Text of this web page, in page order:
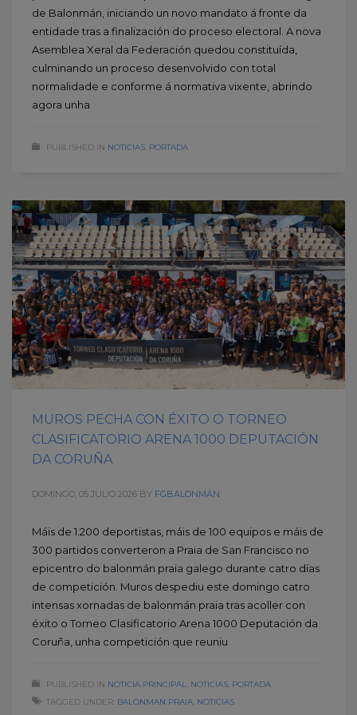
de Balonmán, iniciando un novo mandato á fronte da
entidade tras a finalización do proceso electoral. A nova
Asemblea Xeral da Federación quedou constituída,
culminando un proceso desenvolvido con total
normalidade e conforme á normativa vixente, abrindo
agora unha
PUBLISHED IN NOTICIAS PORTADA
MUROS PECHA CON ÉXITO O TORNEO
CLASIFICATORIO ARENA 1000 DEPUTACIÓN
DA CORUÑA
DOMINGO, 05 JULIO 2026 BY FGBALONMÁN
Máis de 1.200 deportistas, máis de 100 equipos e máis de
300 partidos converteron a Praia de San Francisco no
epicentro do balonmán praia galego durante catro días
de competición. Muros despediu este domingo catro
intensas xornadas de balonmán praia tras acoller con
éxito o Torneo Clasificatorio Arena 1000 Deputación da
Coruña, unha competición que reuniu
PUBLISHED IN NOTICIA PRINCIPAL NOTICIAS PORTADA
TAGGED UNDER: BALONMAN PRAIA NOTICIAS